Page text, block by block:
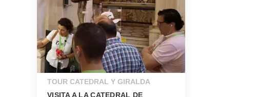
TOUR CATEDRAL Y GIRALDA
VISITA A LA CATEDRAL DE